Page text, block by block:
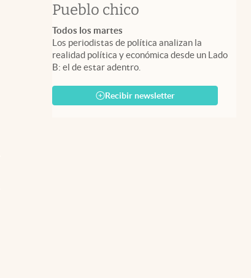
Pueblo chico
Todos los martes
Los periodistas de política analizan la
realidad política y económica desde un Lado
B: el de estar adentro.
Recibir newsletter